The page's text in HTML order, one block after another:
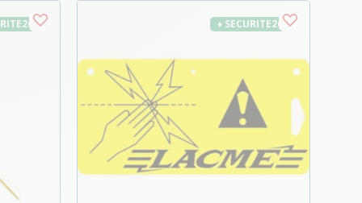
♦ SECURITE26